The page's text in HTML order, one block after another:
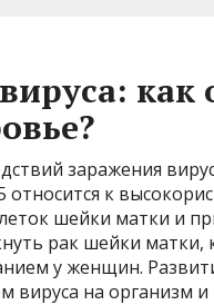
как
заражения
к
шейки матки и
рак шейки матки,
у женщин.
вируса на организм